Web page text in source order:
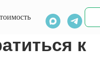
к